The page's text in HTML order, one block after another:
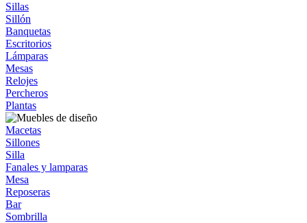
Sillas
Sillón
Banquetas
Escritorios
Lámparas
Mesas
Relojes
Percheros
Plantas
Macetas
Sillones
Silla
Fanales y lamparas
Mesa
Reposeras
Bar
Sombrilla